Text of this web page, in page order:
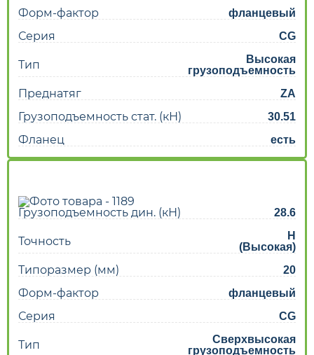
Форм-фактор фланцевый
Серия CG
Тип
Высокая
грузоподъемность
Преднатяг ZA
Грузоподъемность стат. (кН) 30.51
Фланец есть
Грузоподъемность дин. (кН) 28.6
Точность
H
(Высокая)
Типоразмер (мм) 20
Форм-фактор фланцевый
Серия CG
Тип
Сверхвысокая
грузоподъемность